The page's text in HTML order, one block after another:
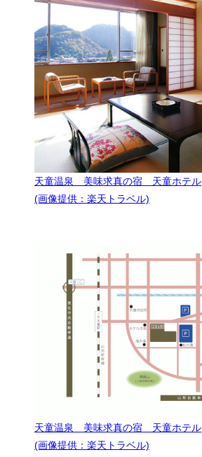
天童温泉 美味求真の宿 天童ホテル
(画像提供：楽天トラベル)
天童温泉 美味求真の宿 天童ホテル
(画像提供：楽天トラベル)